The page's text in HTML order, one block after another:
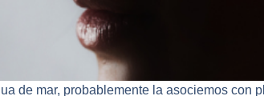
de mar, probablemente la asociemos con